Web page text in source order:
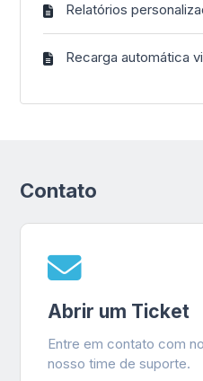
Relatórios
Recarga automática
Contato
Abrir um Ticket
Entre em contato com
nosso time de suporte.